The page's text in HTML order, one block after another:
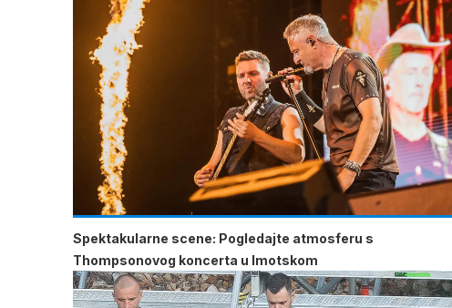
Spektakularne scene: Pogledajte atmosferu s
Thompsonovog koncerta u Imotskom